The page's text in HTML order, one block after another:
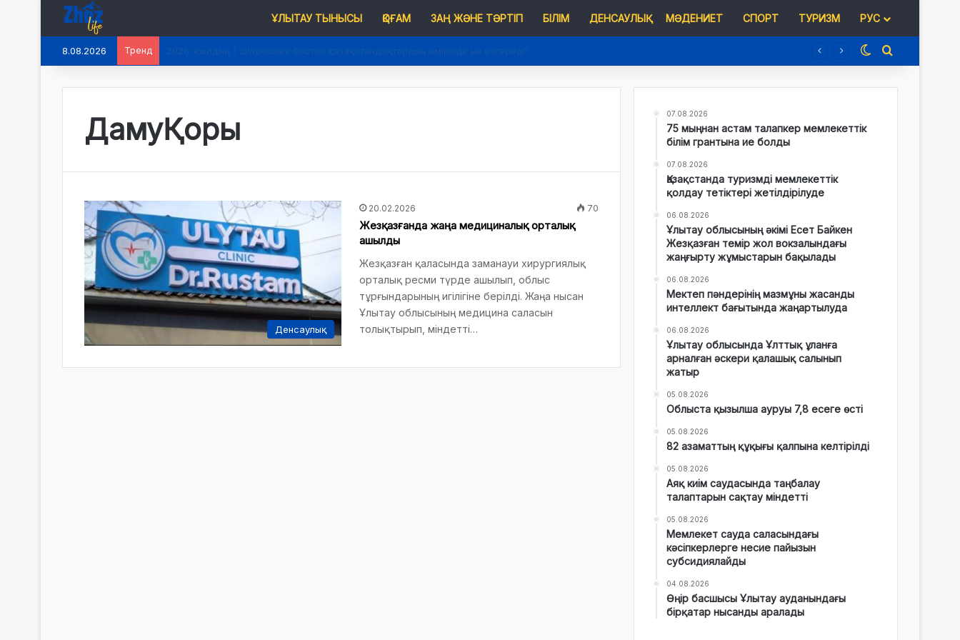
ҰЛЫТАУ ТЫНЫСЫ ҚОҒАМ ЗАҢ ЖӘНЕ ТӘРТІП БІЛІМ ДЕНСАУЛЫҚ МӘДЕНИЕТ СПОРТ ТУРИЗМ РУС
8.08.2026 Тренд Switch skin
Іздеу
ДамуҚоры
Денсаулық
20.02.2026 70
Жезқазғанда жаңа медициналық орталық
ашылды
Жезқазған қаласында заманауи хирургиялық
орталық ресми түрде ашылып, облыс
тұрғындарының игілігіне берілді. Жаңа нысан
Ұлытау облысының медицина саласын
толықтырып, міндетті…
07.08.2026
75 мыңнан астам талапкер мемлекеттік
білім грантына ие болды
07.08.2026
Қазақстанда туризмді мемлекеттік
қолдау тетіктері жетілдірілуде
06.08.2026
Ұлытау облысының әкімі Есет Байкен
Жезқазған темір жол вокзалындағы
жаңғырту жұмыстарын бақылады
06.08.2026
Мектеп пәндерінің мазмұны жасанды
интеллект бағытында жаңартылуда
06.08.2026
Ұлытау облысында Ұлттық ұланға
арналған әскери қалашық салынып
жатыр
05.08.2026
Облыста қызылша ауруы 7,8 есеге өсті
05.08.2026
82 азаматтың құқығы қалпына келтірілді
05.08.2026
Аяқ киім саудасында таңбалау
талаптарын сақтау міндетті
05.08.2026
Мемлекет сауда саласындағы
кәсіпкерлерге несие пайызын
субсидиялайды
04.08.2026
Өңір басшысы Ұлытау ауданындағы
бірқатар нысанды аралады